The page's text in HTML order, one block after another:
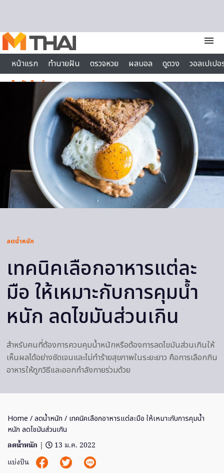
menu
หน้าแรก
ทำนายฝัน ตรวจหวย ผลบอล ดูดวง
วอลเปเป
ไลฟ์สไตล์
ลดน้ำหนัก
เทคนิคเลือกอาหารแต่ละ
มือ ให้เหมาะกับการคุมน้ำ
หนัก ลดไขมันส่วนเกิน
สำหรับคนที่ต้องการควบคุมน้ำหนักหรือต้องการลดไขมันส่วนเกินให้
เห็นผลได้อย่างชัดเจนและไม่ทำร้ายสุขภาพในระยะยาว คือการเลือกกิน
อาหารให้ถูกวิธีและออกกำลังกายร่วมด้วย
Home /ลดน้ำหนัก / เทคนิคเลือกอาหารแต่ละมือ ให้เหมาะกับการคุมน้ำ
หนัก ลดไขมันส่วนเกิน
ลดน้ำหนัก |
13 ม.ค. 2022
แบ่งปัน